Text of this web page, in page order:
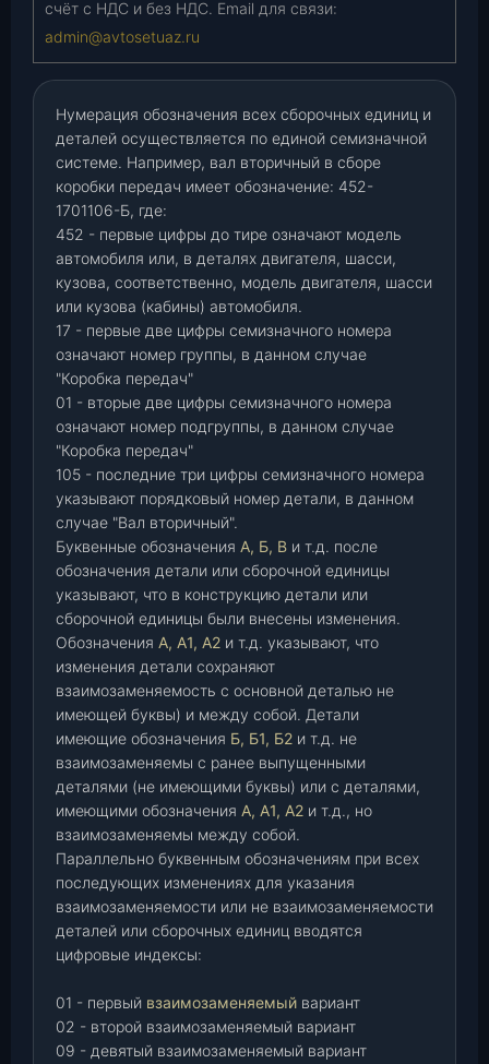
счёт с НДС и без НДС. Email для связи:
admin@avtosetuaz.ru
Нумерация обозначения всех сборочных единиц и
деталей осуществляется по единой семизначной
системе. Например, вал вторичный в сборе
коробки передач имеет обозначение: 452-
1701106-Б, где:
452 - первые цифры до тире означают модель
автомобиля или, в деталях двигателя, шасси,
кузова, соответственно, модель двигателя, шасси
или кузова (кабины) автомобиля.
17 - первые две цифры семизначного номера
означают номер группы, в данном случае
"Коробка передач"
01 - вторые две цифры семизначного номера
означают номер подгруппы, в данном случае
"Коробка передач"
105 - последние три цифры семизначного номера
указывают порядковый номер детали, в данном
случае "Вал вторичный".
Буквенные обозначения А, Б, В и т.д. после
обозначения детали или сборочной единицы
указывают, что в конструкцию детали или
сборочной единицы были внесены изменения.
Обозначения А, А1, А2 и т.д. указывают, что
изменения детали сохраняют
взаимозаменяемость с основной деталью не
имеющей буквы) и между собой. Детали
имеющие обозначения Б, Б1, Б2 и т.д. не
взаимозаменяемы с ранее выпущенными
деталями (не имеющими буквы) или с деталями,
имеющими обозначения А, А1, А2 и т.д., но
взаимозаменяемы между собой.
Параллельно буквенным обозначениям при всех
последующих изменениях для указания
взаимозаменяемости или не взаимозаменяемости
деталей или сборочных единиц вводятся
цифровые индексы:
01 - первый взаимозаменяемый вариант
02 - второй взаимозаменяемый вариант
09 - девятый взаимозаменяемый вариант